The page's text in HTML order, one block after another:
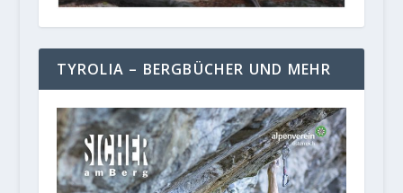
TYROLIA – BERGBÜCHER UND MEHR